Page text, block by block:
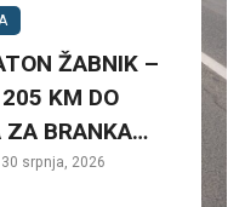
ŽABNIK –
KM DO
ZA BRANKA
30 srpnja, 2026